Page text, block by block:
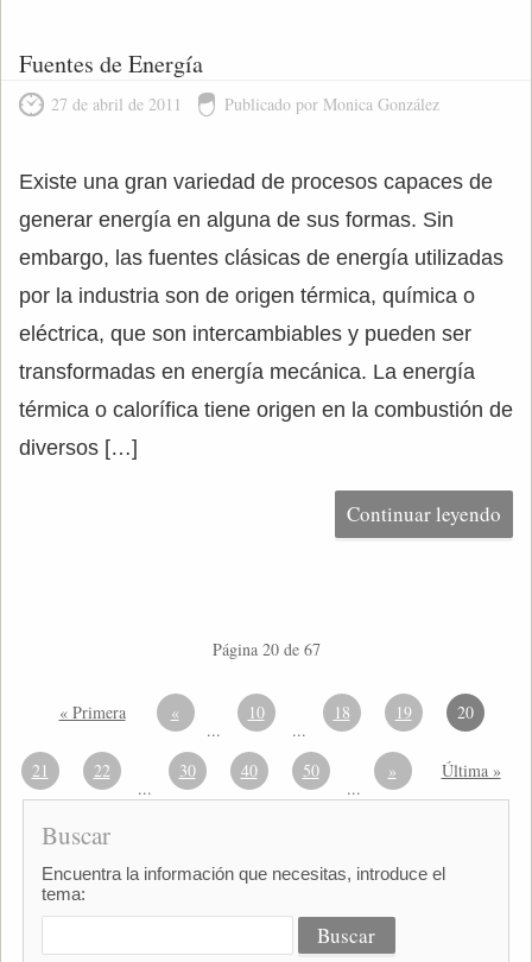
Fuentes de Energía
27 de abril de 2011 Publicado por Monica González
Existe una gran variedad de procesos capaces de
generar energía en alguna de sus formas. Sin
embargo, las fuentes clásicas de energía utilizadas
por la industria son de origen térmica, química o
eléctrica, que son intercambiables y pueden ser
transformadas en energía mecánica. La energía
térmica o calorífica tiene origen en la combustión de
diversos […]
Continuar leyendo
Página 20 de 67
« Primera «
...
10
...
18 19 20
21 22
...
30 40 50
...
» Última »
Buscar
Encuentra la información que necesitas, introduce el
tema: